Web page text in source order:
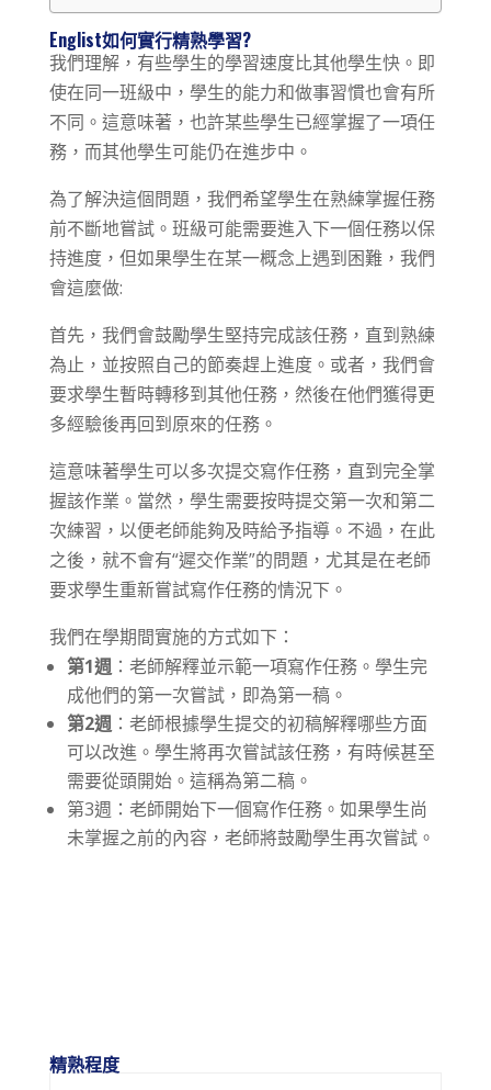
Englist如何實行精熟學習?
我們理解，有些學生的學習速度比其他學生快。即
使在同一班級中，學生的能力和做事習慣也會有所
不同。這意味著，也許某些學生已經掌握了一項任
務，而其他學生可能仍在進步中。
為了解決這個問題，我們希望學生在熟練掌握任務
前不斷地嘗試。班級可能需要進入下一個任務以保
持進度，但如果學生在某一概念上遇到困難，我們
會這麼做:
首先，我們會鼓勵學生堅持完成該任務，直到熟練
為止，並按照自己的節奏趕上進度。或者，我們會
要求學生暫時轉移到其他任務，然後在他們獲得更
多經驗後再回到原來的任務。
這意味著學生可以多次提交寫作任務，直到完全掌
握該作業。當然，學生需要按時提交第一次和第二
次練習，以便老師能夠及時給予指導。不過，在此
之後，就不會有“遲交作業”的問題，尤其是在老師
要求學生重新嘗試寫作任務的情況下。
我們在學期間實施的方式如下：
第1週 ：老師解釋並示範一項寫作任務。學生完
成他們的第一次嘗試，即為第一稿。
第2週 ：老師根據學生提交的初稿解釋哪些方面
可以改進。學生將再次嘗試該任務，有時候甚至
需要從頭開始。這稱為第二稿。
第3週：老師開始下一個寫作任務。如果學生尚
未掌握之前的內容，老師將鼓勵學生再次嘗試。
精熟程度